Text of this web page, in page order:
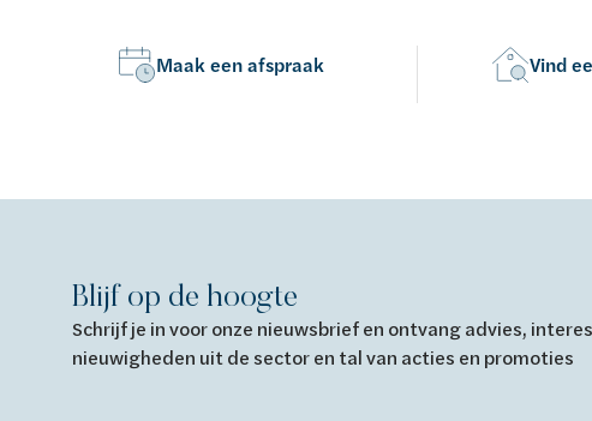
Maak een afspraak Vind
Blijf op de hoogte
Schrijf je in voor onze nieuwsbrief en ontvang advies,
nieuwigheden uit de sector en tal van acties en promoties